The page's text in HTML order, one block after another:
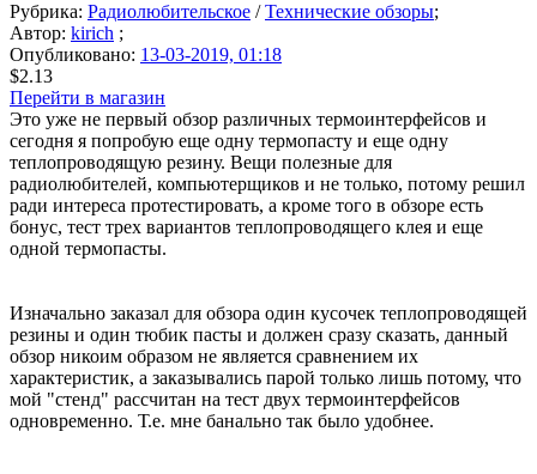
Рубрика: Радиолюбительское /Технические обзоры;
Автор: kirich ;
Опубликовано: 13-03-2019, 01:18
$2.13
Перейти в магазин
Это уже не первый обзор различных термоинтерфейсов и
сегодня я попробую еще одну термопасту и еще одну
теплопроводящую резину. Вещи полезные для
радиолюбителей, компьютерщиков и не только, потому решил
ради интереса протестировать, а кроме того в обзоре есть
бонус, тест трех вариантов теплопроводящего клея и еще
одной термопасты.
Изначально заказал для обзора один кусочек теплопроводящей
резины и один тюбик пасты и должен сразу сказать, данный
обзор никоим образом не является сравнением их
характеристик, а заказывались парой только лишь потому, что
мой "стенд" рассчитан на тест двух термоинтерфейсов
одновременно. Т.е. мне банально так было удобнее.